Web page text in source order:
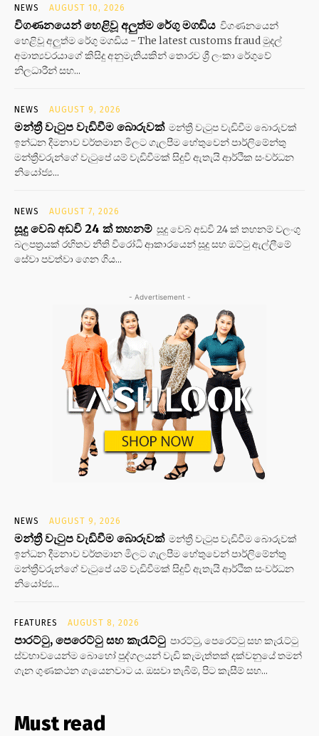
NEWS AUGUST 10, 2026
විගණනයෙන් හෙළිවූ අලුත්ම රේගු මගඩිය විගණනයෙන්
හෙළිවූ අලුත්ම රේගු මගඩිය - The latest customs fraud මුදල්
අමාත්‍යවරයාගේ කිසිදු අනුමැතියකින් තොරව ශ්‍රී ලංකා රේගුවේ
නිලධාරීන් සහ...
NEWS AUGUST 9, 2026
මන්ත්‍රී වැටුප වැඩිවීම බොරුවක් මන්ත්‍රී වැටුප වැඩිවීම බොරුවක්
ඉන්ධන දීමනාව වර්තමාන මිලට ගැලපීම හේතුවෙන් පාර්ලිමේන්තු
මන්ත්‍රීවරුන්ගේ වැටුපේ යම් වැඩිවීමක් සිදුවී ඇතැයි ආර්ථික සංවර්ධන
නියෝජ්‍ය...
NEWS AUGUST 7, 2026
සූදු වෙබ් අඩවි 24 ක් තහනම් සූදු වෙබ් අඩවි 24 ක් තහනම් වලංගු
බලපත්‍රයක් රහිතව නීති විරෝධි ආකාරයෙන් සූදු සහ ඔට්ටු ඇල්ලීමේ
සේවා පවත්වා ගෙන ගිය...
- Advertisement -
NEWS AUGUST 9, 2026
මන්ත්‍රී වැටුප වැඩිවීම බොරුවක් මන්ත්‍රී වැටුප වැඩිවීම බොරුවක්
ඉන්ධන දීමනාව වර්තමාන මිලට ගැලපීම හේතුවෙන් පාර්ලිමේන්තු
මන්ත්‍රීවරුන්ගේ වැටුපේ යම් වැඩිවීමක් සිදුවී ඇතැයි ආර්ථික සංවර්ධන
නියෝජ්‍ය...
FEATURES AUGUST 8, 2026
පාරට්ටු, පෙරෙට්ටු සහ කැරැට්ටු පාරට්ටු, පෙරෙට්ටු සහ කැරැට්ටු
ස්වභාවයෙන්ම බොහෝ පුද්ගලයන් වැඩි කැමැත්තක් දක්වනුයේ තමන්
ගැන ගුණකථන ගැයෙනවාට ය. ඔසවා තැබීම්, පිට කැසීම් සහ...
Must read